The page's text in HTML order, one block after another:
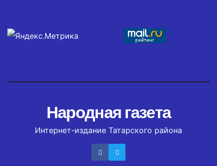
Народная газета
Интернет-издание Татарского района